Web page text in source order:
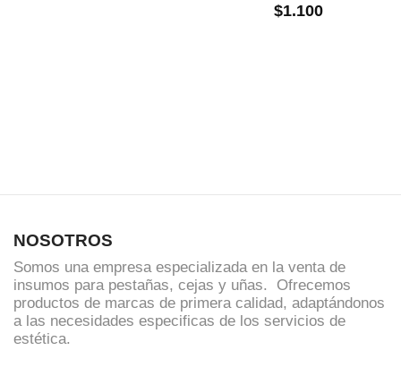
$1.100
NOSOTROS
Somos una empresa especializada en la venta de
insumos para pestañas, cejas y uñas. Ofrecemos
productos de marcas de primera calidad, adaptándonos
a las necesidades especificas de los servicios de
estética.